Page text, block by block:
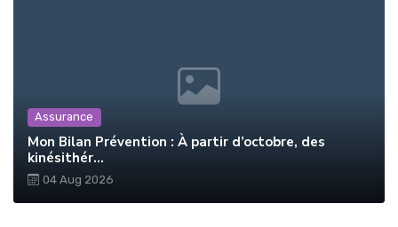
Assurance
Mon Bilan Prévention : À partir d’octobre, des
kinésithér...
04 Aug 2026